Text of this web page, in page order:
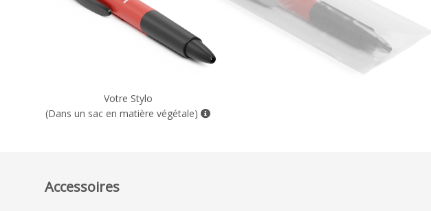
Votre Stylo
(Dans un sac en matière végétale)
Accessoires